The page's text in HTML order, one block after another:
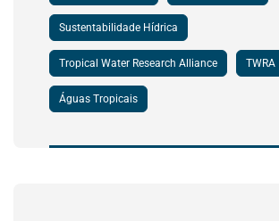
Sustentabilidade Hídrica
Tropical Water Research Alliance TWRA
Águas Tropicais